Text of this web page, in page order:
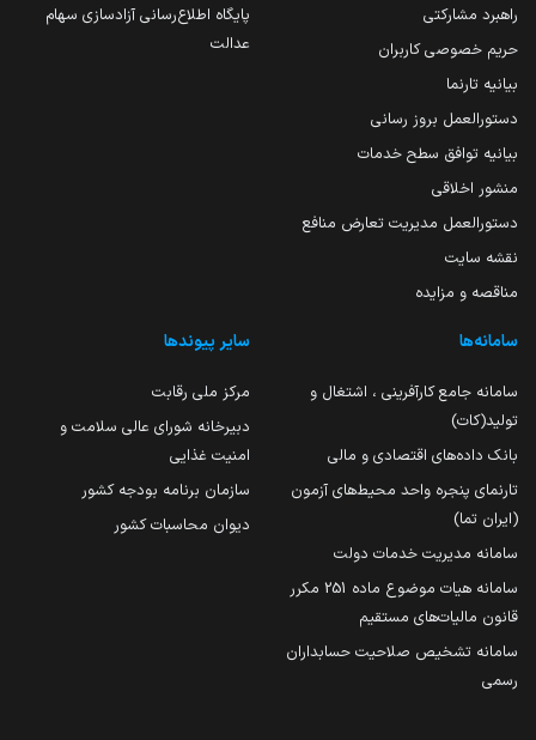
راهبرد مشارکتی
حریم خصوصی کاربران
بیانیه تارنما
دستورالعمل بروز رسانی
بیانیه توافق سطح خدمات
منشور اخلاقی
دستورالعمل مدیریت تعارض منافع
نقشه سایت
مناقصه و مزایده
پایگاه اطلاع‌رسانی آزادسازی سهام
عدالت
سامانه‌ها
سامانه جامع کارآفرینی ، اشتغال و
تولید(کات)
بانک داده‌های اقتصادی و مالی
تارنمای پنجره واحد محیط‌های آزمون
(ایران تما)
سامانه مدیریت خدمات دولت
سامانه هیات موضوع ماده 251 مکرر
قانون مالیات‌های مستقیم
سامانه تشخیص صلاحیت حسابداران
رسمی
سایر پیوندها
مرکز ملی رقابت
دبیرخانه شورای عالی سلامت و
امنیت غذایی
سازمان برنامه بودجه کشور
دیوان محاسبات کشور